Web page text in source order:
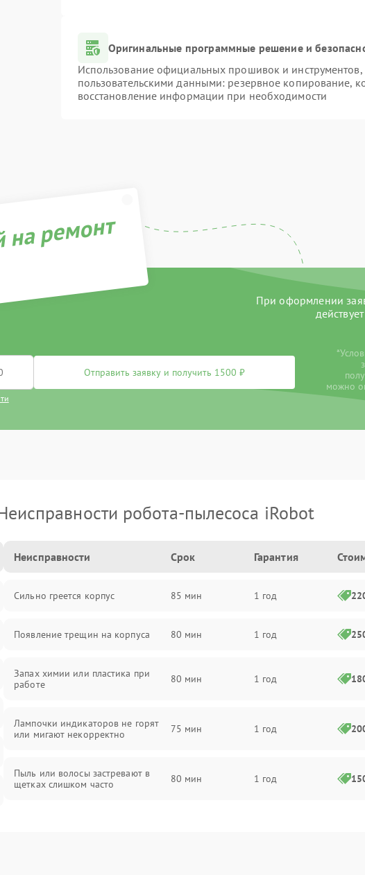
Оригинальные программные решение и
Использование официальных прошивок и инструментов,
пользовательскими данными: резервное копирование,
восстановление информации при необходимости
ремонт
При оформлении
Отправить заявку и получить 1500 ₽
можно
робота-пылесоса iRobot
Неисправности Срок Гарантия
Сильно греется корпус 85 мин 1 год
Появление трещин на корпуса 80 мин 1 год
Запах химии или пластика при
работе
80 мин 1 год
Лампочки индикаторов не горят
или мигают некорректно
75 мин 1 год
Пыль или волосы застревают в
щетках слишком часто
80 мин 1 год